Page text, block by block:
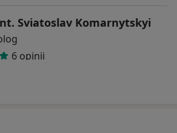
Sviatoslav Komarnytskyi
6 opinii